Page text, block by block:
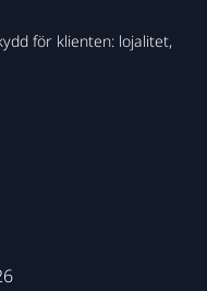
för klienten: lojalitet,